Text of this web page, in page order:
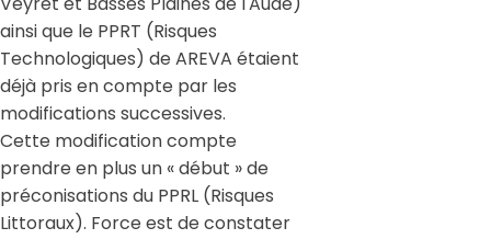
ainsi que le PPRT (Risques
Technologiques) de AREVA étaient
déjà pris en compte par les
modifications successives.
Cette modification compte
prendre en plus un « début » de
préconisations du PPRL (Risques
Littoraux). Force est de constater